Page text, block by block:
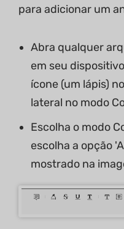
para adicionar um
Abra qualquer
em seu
ícone (um lápis)
lateral no modo
Escolha o modo
escolha a opção
mostrado na